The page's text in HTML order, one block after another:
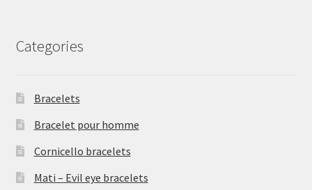
Categories
Bracelets
Bracelet pour homme
Cornicello bracelets
Mati – Evil eye bracelets